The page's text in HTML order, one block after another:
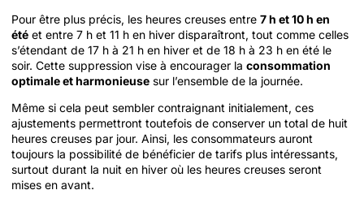
Pour être plus précis, les heures creuses entre 7 h et 10 h en
été et entre 7 h et 11 h en hiver disparaîtront, tout comme celles
s’étendant de 17 h à 21 h en hiver et de 18 h à 23 h en été le
soir. Cette suppression vise à encourager la consommation
optimale et harmonieuse sur l’ensemble de la journée.
Même si cela peut sembler contraignant initialement, ces
ajustements permettront toutefois de conserver un total de huit
heures creuses par jour. Ainsi, les consommateurs auront
toujours la possibilité de bénéficier de tarifs plus intéressants,
surtout durant la nuit en hiver où les heures creuses seront
mises en avant.